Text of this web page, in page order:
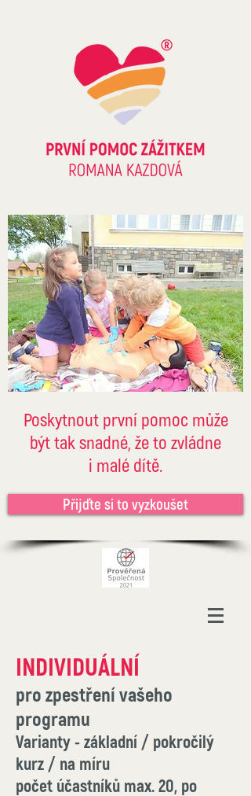
Poskytnout první pomoc může
být tak snadné, že to zvládne
i malé dítě.
Přijďte si to vyzkoušet
INDIVIDUÁLNÍ
pro zpestření vašeho
programu
Varianty - základní / pokročilý
kurz / na míru
počet účastníků max. 20, po